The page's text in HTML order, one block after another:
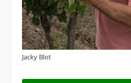
Jacky Blot